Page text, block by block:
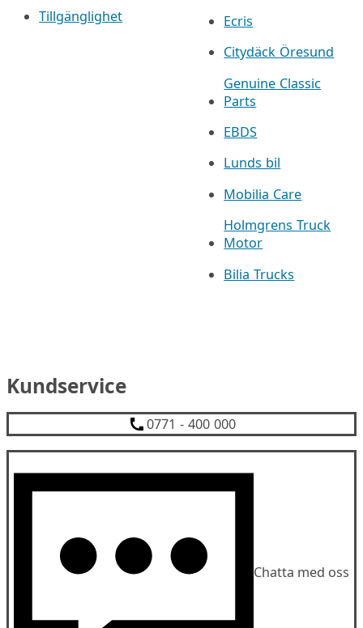
Tillgänglighet
Ecris
Citydäck Öresund
Genuine Classic
Parts
EBDS
Lunds bil
Mobilia Care
Holmgrens Truck
Motor
Bilia Trucks
Kundservice
0771 - 400 000
Chatta med oss